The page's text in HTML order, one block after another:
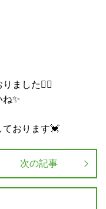
ました🙇‍♀️
✨
ております💓
次の記事